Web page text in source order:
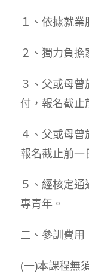
１、依據就
２、獨力負擔
３、父或母
付，報名截止
４、父或母
報名截止前一
５、經核定
專青年。
二、參訓費用
(一)本課程無